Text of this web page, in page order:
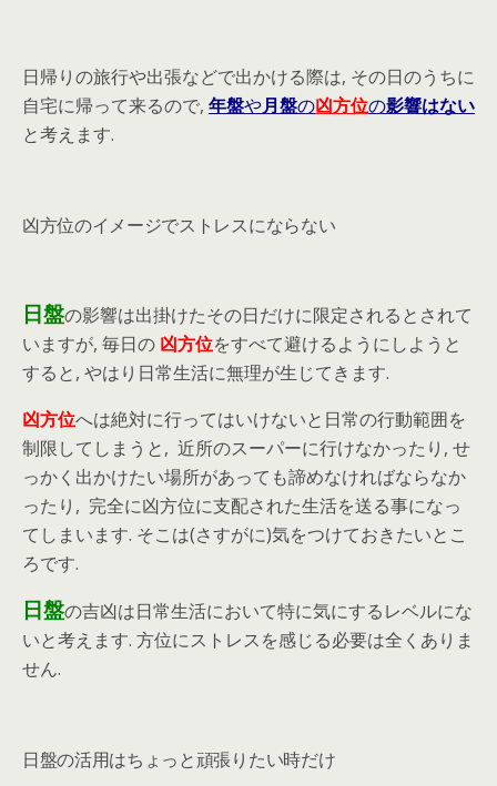
日帰りの旅行や出張などで出かける際は, その日のうちに
自宅に帰って来るので, 年盤や月盤の凶方位の影響はない
と考えます.
凶方位のイメージでストレスにならない
日盤の影響は出掛けたその日だけに限定されるとされて
いますが, 毎日の 凶方位をすべて避けるようにしようと
すると, やはり日常生活に無理が生じてきます.
凶方位へは絶対に行ってはいけないと日常の行動範囲を
制限してしまうと, 近所のスーパーに行けなかったり, せ
っかく出かけたい場所があっても諦めなければならなか
ったり, 完全に凶方位に支配された生活を送る事になっ
てしまいます. そこは(さすがに)気をつけておきたいとこ
ろです.
日盤の吉凶は日常生活において特に気にするレベルにな
いと考えます. 方位にストレスを感じる必要は全くありま
せん.
日盤の活用はちょっと頑張りたい時だけ